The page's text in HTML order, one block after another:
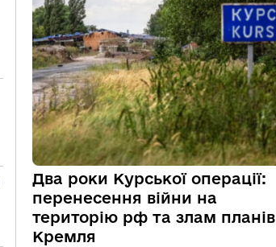
Два роки Курської операції:
перенесення війни на
територію рф та злам планів
Кремля